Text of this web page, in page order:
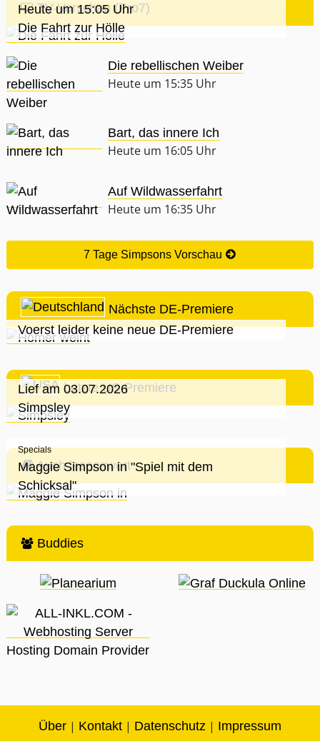
TV-Vorschau (Pro7)
Heute um 15:05 Uhr
Die Fahrt zur Hölle
Die rebellischen Weiber
Heute um 15:35 Uhr
Bart, das innere Ich
Heute um 16:05 Uhr
Auf Wildwasserfahrt
Heute um 16:35 Uhr
7 Tage Simpsons Vorschau
Nächste DE-Premiere
Voerst leider keine neue DE-Premiere
Letzte US-Premiere
Lief am 03.07.2026
Simpsley
Auch lesenswert
Specials
Maggie Simpson in "Spiel mit dem
Schicksal"
Buddies
Über | Kontakt | Datenschutz | Impressum